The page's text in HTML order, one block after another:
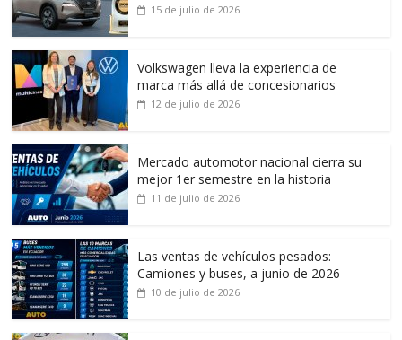
15 de julio de 2026
Volkswagen lleva la experiencia de
marca más allá de concesionarios
12 de julio de 2026
Mercado automotor nacional cierra su
mejor 1er semestre en la historia
11 de julio de 2026
Las ventas de vehículos pesados:
Camiones y buses, a junio de 2026
10 de julio de 2026